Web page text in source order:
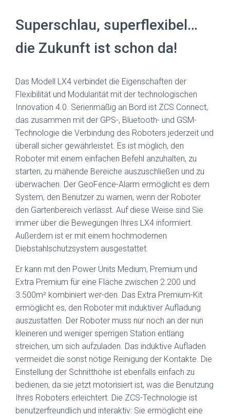
Superschlau, superflexibel…
die Zukunft ist schon da!
Das Modell LX4 verbindet die Eigenschaften der
Flexibilität und Modularität mit der technologischen
Innovation 4.0. Serienmäßig an Bord ist ZCS Connect,
das zusammen mit der GPS-, Bluetooth- und GSM-
Technologie die Verbindung des Roboters jederzeit und
überall sicher gewährleistet. Es ist möglich, den
Roboter mit einem einfachen Befehl anzuhalten, zu
starten, zu mähende Bereiche auszuschließen und zu
überwachen. Der GeoFence-Alarm ermöglicht es dem
System, den Benutzer zu warnen, wenn der Roboter
den Gartenbereich verlässt. Auf diese Weise sind Sie
immer über die Bewegungen Ihres LX4 informiert.
Außerdem ist er mit einem hochmodernen
Diebstahlschutzsystem ausgestattet.
Er kann mit den Power Units Medium, Premium und
Extra Premium für eine Fläche zwischen 2.200 und
3.500m² kombiniert wer-den. Das Extra Premium-Kit
ermöglicht es, den Roboter mit induktiver Aufladung
auszustatten. Der Roboter muss nur noch an der nun
kleineren und weniger sperrigen Station entlang
streichen, um sich aufzuladen. Das induktive Aufladen
vermeidet die sonst nötige Reinigung der Kontakte. Die
Einstellung der Schnitthöhe ist ebenfalls einfach zu
bedienen, da sie jetzt motorisiert ist, was die Benutzung
Ihres Roboters erleichtert. Die ZCS-Technologie ist
benutzerfreundlich und interaktiv: Sie ermöglicht eine